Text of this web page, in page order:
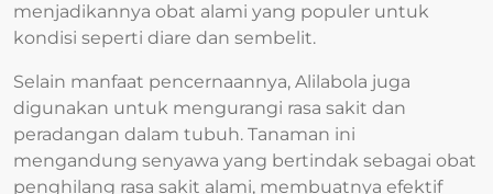
menjadikannya obat alami yang populer untuk
kondisi seperti diare dan sembelit.
Selain manfaat pencernaannya, Alilabola juga
digunakan untuk mengurangi rasa sakit dan
peradangan dalam tubuh. Tanaman ini
mengandung senyawa yang bertindak sebagai obat
penghilang rasa sakit alami, membuatnya efektif